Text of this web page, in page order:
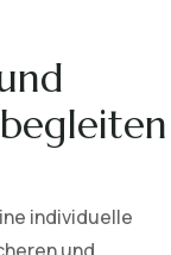
individuelle